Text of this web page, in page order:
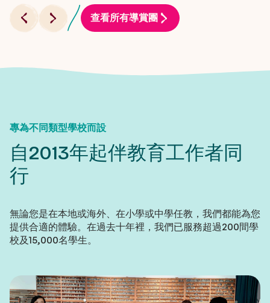
查看所有導賞團
專為不同類型學校而設
自2013年起伴教育工作者同
行
無論您是在本地或海外、在小學或中學任教，我們都能為您
提供合適的體驗。在過去十年裡，我們已服務超過200間學
校及15,000名學生。